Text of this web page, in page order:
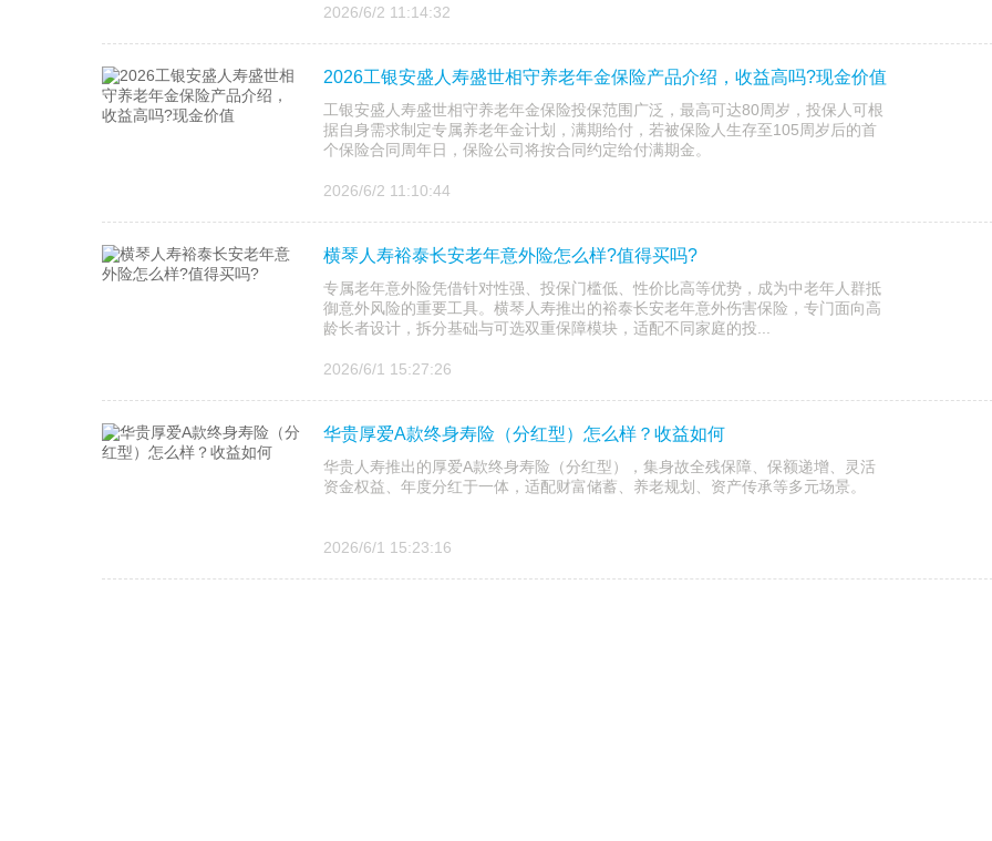
2026/6/2 11:14:32
2026工银安盛人寿盛世相守养老年金保险产品介绍，收益高吗?现金价值
工银安盛人寿盛世相守养老年金保险投保范围广泛，最高可达80周岁，投保人可根
据自身需求制定专属养老年金计划，满期给付，若被保险人生存至105周岁后的首
个保险合同周年日，保险公司将按合同约定给付满期金。
2026/6/2 11:10:44
横琴人寿裕泰长安老年意外险怎么样?值得买吗?
专属老年意外险凭借针对性强、投保门槛低、性价比高等优势，成为中老年人群抵
御意外风险的重要工具。横琴人寿推出的裕泰长安老年意外伤害保险，专门面向高
龄长者设计，拆分基础与可选双重保障模块，适配不同家庭的投...
2026/6/1 15:27:26
华贵厚爱A款终身寿险（分红型）怎么样？收益如何
华贵人寿推出的厚爱A款终身寿险（分红型），集身故全残保障、保额递增、灵活
资金权益、年度分红于一体，适配财富储蓄、养老规划、资产传承等多元场景。
2026/6/1 15:23:16